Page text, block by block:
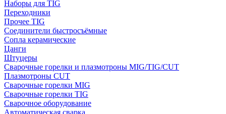
Наборы для TIG
Переходники
Прочее TIG
Соединители быстросъёмные
Сопла керамические
Цанги
Штуцеры
Сварочные горелки и плазмотроны MIG/TIG/CUT
Плазмотроны CUT
Сварочные горелки MIG
Сварочные горелки TIG
Сварочное оборудование
Автоматическая сварка